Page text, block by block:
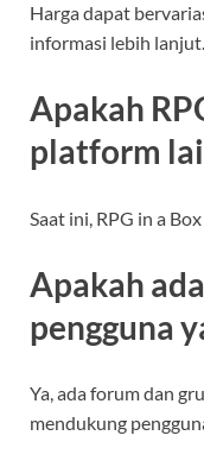
Harga dapat
informasi lebih lanjut.
Apakah
platform
Saat ini, RPG in a
Apakah
pengguna
Ya, ada forum dan
mendukung